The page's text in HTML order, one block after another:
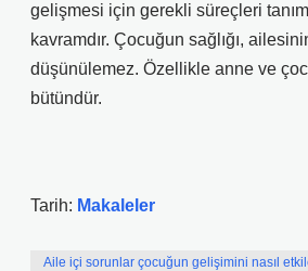
gelişmesi için gerekli süreçleri
kavramdır. Çocuğun sağlığı,
düşünülemez. Özellikle anne ve
bütündür.
Tarih: Makaleler
Aile içi sorunlar çocuğun gelişimini nasıl